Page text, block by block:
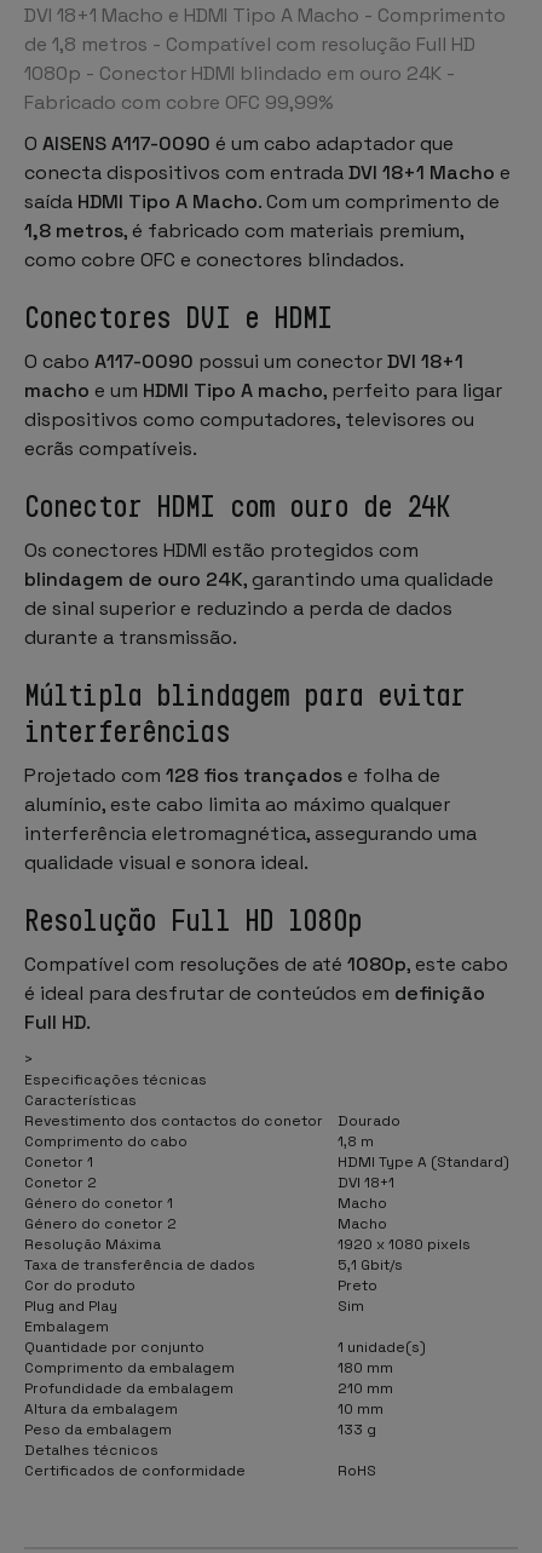
DVI 18+1 Macho e HDMI Tipo A Macho - Comprimento
de 1,8 metros - Compatível com resolução Full HD
1080p - Conector HDMI blindado em ouro 24K -
Fabricado com cobre OFC 99,99%
O AISENS A117-0090 é um cabo adaptador que
conecta dispositivos com entradaDVI 18+1 Macho e
saída HDMI Tipo A Macho. Com um comprimento de
1,8 metros, é fabricado com materiais premium,
como cobre OFC e conectores blindados.
Conectores DVI e HDMI
O cabo A117-0090 possui um conectorDVI 18+1
macho e um HDMI Tipo A macho, perfeito para ligar
dispositivos como computadores, televisores ou
ecrãs compatíveis.
Conector HDMI com ouro de 24K
Os conectores HDMI estão protegidos com
blindagem de ouro 24K, garantindo uma qualidade
de sinal superior e reduzindo a perda de dados
durante a transmissão.
Múltipla blindagem para evitar
interferências
Projetado com 128 fios trançados e folha de
alumínio, este cabo limita ao máximo qualquer
interferência eletromagnética, assegurando uma
qualidade visual e sonora ideal.
Resolução Full HD 1080p
Compatível com resoluções de até 1080p, este cabo
é ideal para desfrutar de conteúdos em definição
Full HD.
>
Especificações técnicas
Características
Revestimento dos contactos do conetor
Dourado
Comprimento do cabo
1,8 m
Conetor 1
HDMI Type A (Standard)
Conetor 2
DVI 18+1
Género do conetor 1
Macho
Género do conetor 2
Macho
Resolução Máxima
1920 x 1080 pixels
Taxa de transferência de dados
5,1 Gbit/s
Cor do produto
Preto
Plug and Play
Sim
Embalagem
Quantidade por conjunto
1 unidade(s)
Comprimento da embalagem
180 mm
Profundidade da embalagem
210 mm
Altura da embalagem
10 mm
Peso da embalagem
133 g
Detalhes técnicos
Certificados de conformidade
RoHS